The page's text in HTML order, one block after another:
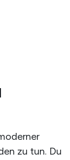
zu tun. Du